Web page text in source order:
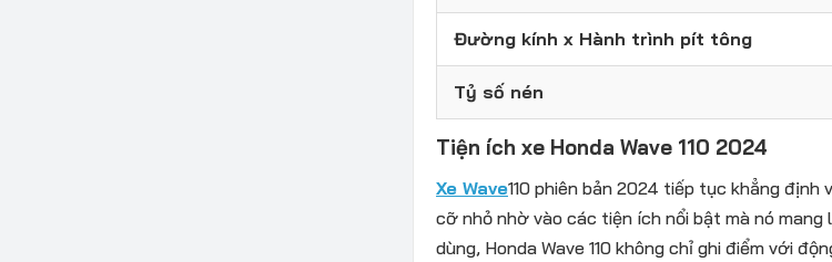
Đường kính x Hành trình pít tông
Tỷ số nén
Tiện ích xe Honda Wave 110 2024
Xe Wave110 phiên bản 2024 tiếp tục khẳng
cỡ nhỏ nhờ vào các tiện ích nổi bật mà nó
dùng, Honda Wave 110 không chỉ ghi điểm với